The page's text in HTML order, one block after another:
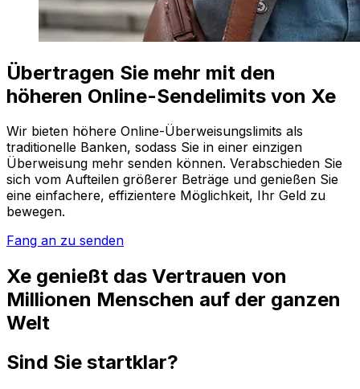
Übertragen Sie mehr mit den
höheren Online-Sendelimits von Xe
Wir bieten höhere Online-Überweisungslimits als
traditionelle Banken, sodass Sie in einer einzigen
Überweisung mehr senden können. Verabschieden Sie
sich vom Aufteilen größerer Beträge und genießen Sie
eine einfachere, effizientere Möglichkeit, Ihr Geld zu
bewegen.
Fang an zu senden
Xe genießt das Vertrauen von
Millionen Menschen auf der ganzen
Welt
Sind Sie startklar?